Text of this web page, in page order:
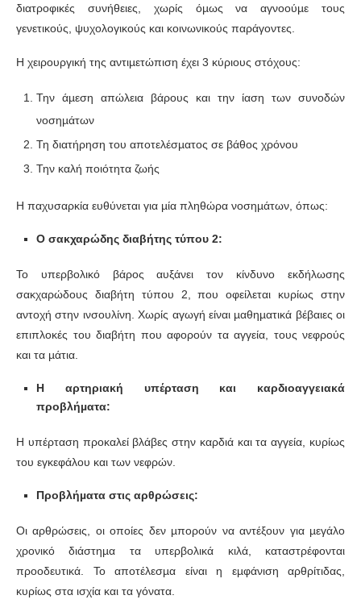
διατροφικές συνήθειες, χωρίς όµως να αγνοούµε τους
γενετικούς, ψυχολογικούς και κοινωνικούς παράγοντες.
Η χειρουργική της αντιµετώπιση έχει 3 κύριους στόχους:
Την άµεση απώλεια βάρους και την ίαση των συνοδών
νοσηµάτων
Τη διατήρηση του αποτελέσµατος σε βάθος χρόνου
Την καλή ποιότητα ζωής
Η παχυσαρκία ευθύνεται για µία πληθώρα νοσηµάτων, όπως:
Ο σακχαρώδης διαβήτης τύπου 2:
Το υπερβολικό βάρος αυξάνει τον κίνδυνο εκδήλωσης
σακχαρώδους διαβήτη τύπου 2, που οφείλεται κυρίως στην
αντοχή στην ινσουλίνη. Χωρίς αγωγή είναι µαθηµατικά βέβαιες οι
επιπλοκές του διαβήτη που αφορούν τα αγγεία, τους νεφρούς
και τα µάτια.
Η αρτηριακή υπέρταση και καρδιοαγγειακά
προβλήµατα:
Η υπέρταση προκαλεί βλάβες στην καρδιά και τα αγγεία, κυρίως
του εγκεφάλου και των νεφρών.
Προβλήµατα στις αρθρώσεις:
Οι αρθρώσεις, οι οποίες δεν µπορούν να αντέξουν για µεγάλο
χρονικό διάστηµα τα υπερβολικά κιλά, καταστρέφονται
προοδευτικά. Το αποτέλεσµα είναι η εµφάνιση αρθρίτιδας,
κυρίως στα ισχία και τα γόνατα.